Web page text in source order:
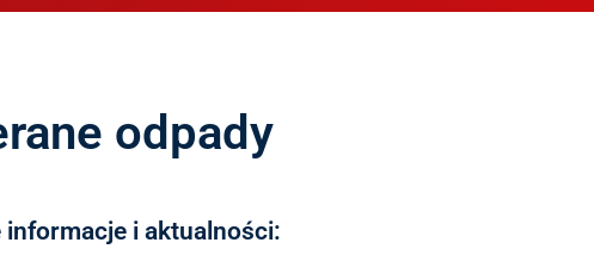
odpady
informacje i aktualności: